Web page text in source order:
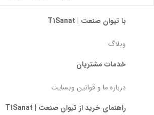
با تیوان صنعت | T1Sanat
وبلاگ
خدمات مشتریان
درباره ما و قوانین وبسایت
راهنمای خرید از تیوان صنعت | T1Sanat